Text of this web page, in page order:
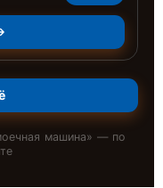
машина» — по